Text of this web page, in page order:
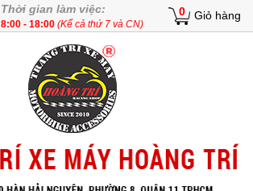
Thời gian làm việc:
8:00 - 18:00 (Kể cả thứ 7 và CN)
0 Giỏ hàng